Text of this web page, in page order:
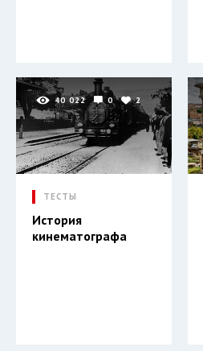
40 022 0 2
ТЕСТЫ
История
кинематографа